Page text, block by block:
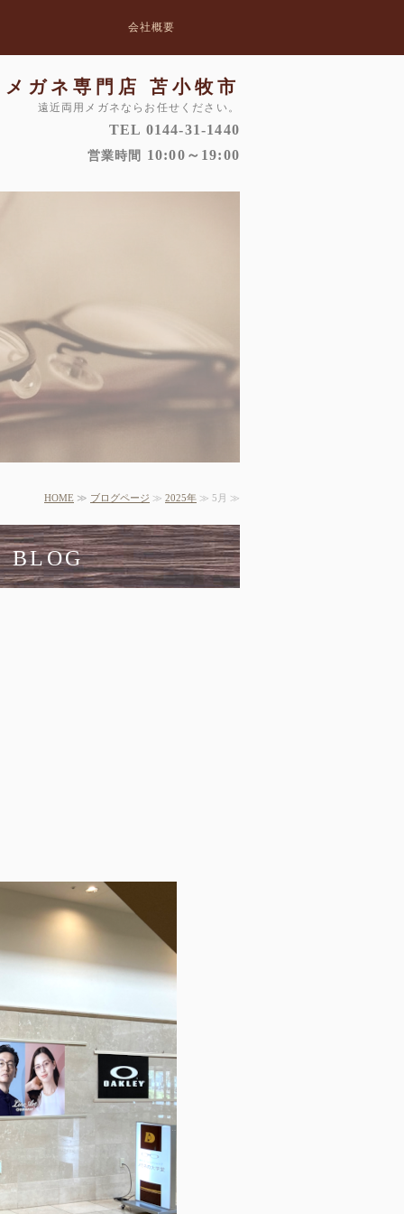
ガネ専門店 苫小牧市
遠近両用メガネならお任せください。
TEL 0144-31-1440
営業時間 10:00～19:00
会社概要
HOME ≫ ブログページ ≫ 2025年 ≫ 5月 ≫
BLOG